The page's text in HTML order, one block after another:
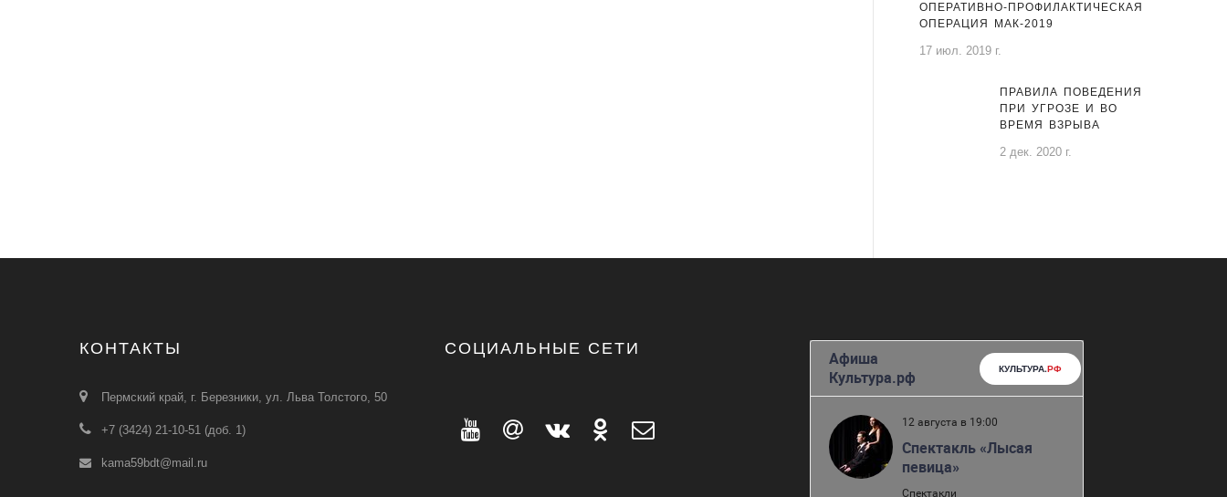
ОПЕРАТИВНО-ПРОФИЛАКТИЧЕСКАЯ
ОПЕРАЦИЯ МАК-2019
17 июл. 2019 г.
ПРАВИЛА ПОВЕДЕНИЯ
ПРИ УГРОЗЕ И ВО
ВРЕМЯ ВЗРЫВА
2 дек. 2020 г.
КОНТАКТЫ
Пермский край, г. Березники, ул. Льва Толстого, 50
+7 (3424) 21-10-51 (доб. 1)
kama59bdt@mail.ru
СОЦИАЛЬНЫЕ СЕТИ